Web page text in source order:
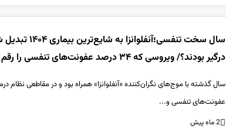
سال سخت
درگیر بودند؟/ ویروسی که ۳۴ درصد عفونت‌های تنفسی را رقم زد
عفونت‌های تنفسی و...
2 ماه پیش